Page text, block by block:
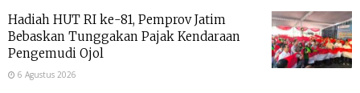
Hadiah HUT RI ke-81, Pemprov Jatim
Bebaskan Tunggakan Pajak Kendaraan
Pengemudi Ojol
6 Agustus 2026